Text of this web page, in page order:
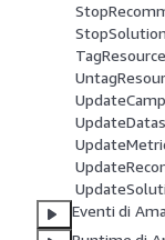
TagResource
Eventi di